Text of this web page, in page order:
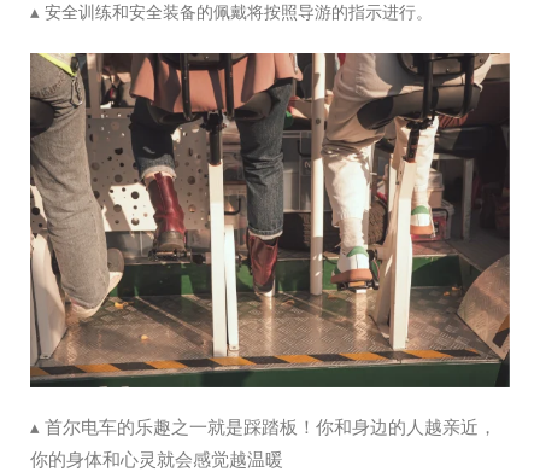
▴ 安全训练和安全装备的佩戴将按照导游的指示进行。
▴ 首尔电车的乐趣之一就是踩踏板！你和身边的人越亲近，
你的身体和心灵就会感觉越温暖